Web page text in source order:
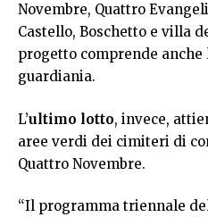
Novembre, Quattro
Castello, Boschetto e villa
progetto comprende
guardiania.
L’ultimo lotto, invece,
aree verdi dei cimiteri di
Quattro Novembre.
“Il programma triennale